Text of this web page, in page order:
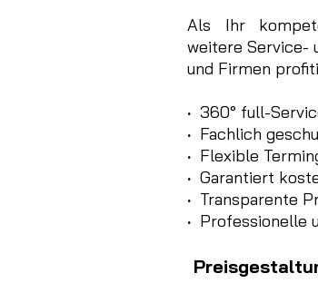
Als Ihr
weitere Service-
und Firmen
· 360° full-
· Fachlich
· Flexible
· Garantiert
· Transparente
· Professionelle